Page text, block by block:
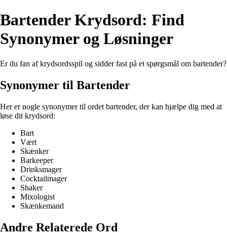
Bartender Krydsord: Find
Synonymer og Løsninger
Er du fan af krydsordsspil og sidder fast på et spørgsmål om bartender?
Synonymer til Bartender
Her er nogle synonymer til ordet bartender, der kan hjælpe dig med at
løse dit krydsord:
Bart
Vært
Skænker
Barkeeper
Drinksmager
Cocktailmager
Shaker
Mixologist
Skænkemand
Andre Relaterede Ord